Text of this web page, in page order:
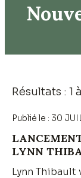
Résultats : 1
Publié le : 30
LYNN
Lynn